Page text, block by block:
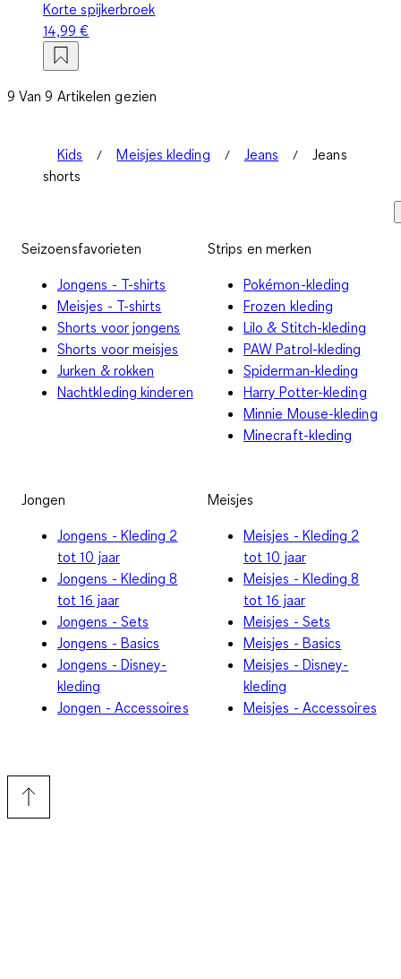
Korte spijkerbroek
14,99 €
9 Van 9 Artikelen gezien
Kids Meisjes kleding Jeans
Jeans
shorts
Seizoensfavorieten
Jongens - T-shirts
Meisjes - T-shirts
Shorts voor jongens
Shorts voor meisjes
Jurken & rokken
Nachtkleding kinderen
Strips en merken
Pokémon-kleding
Frozen kleding
Lilo & Stitch-kleding
PAW Patrol-kleding
Spiderman-kleding
Harry Potter-kleding
Minnie Mouse-kleding
Minecraft-kleding
Jongen
Jongens - Kleding 2
tot 10 jaar
Jongens - Kleding 8
tot 16 jaar
Jongens - Sets
Jongens - Basics
Jongens - Disney-
kleding
Jongen - Accessoires
Meisjes
Meisjes - Kleding 2
tot 10 jaar
Meisjes - Kleding 8
tot 16 jaar
Meisjes - Sets
Meisjes - Basics
Meisjes - Disney-
kleding
Meisjes - Accessoires